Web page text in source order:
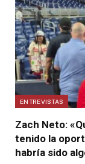
ENTREVISTAS
Zach Neto:
tenido la
habría sido